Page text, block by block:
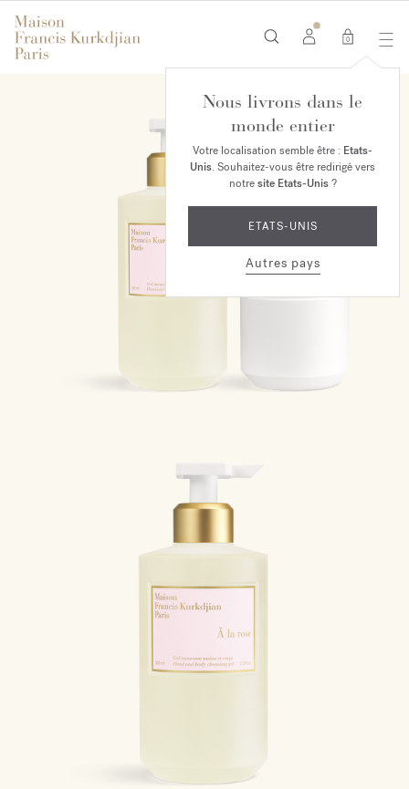
0
Nous livrons dans le
monde entier
Votre localisation semble être : Etats-
Unis. Souhaitez-vous être redirigé vers
notresite Etats-Unis?
ETATS-UNIS
Autres pays
EXCLUSIVITÉ EN LIGNE